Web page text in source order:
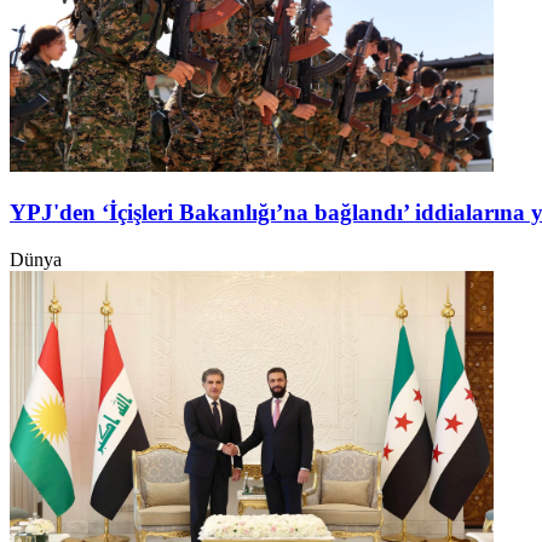
YPJ'den ‘İçişleri Bakanlığı’na bağlandı’ iddialarına
Dünya